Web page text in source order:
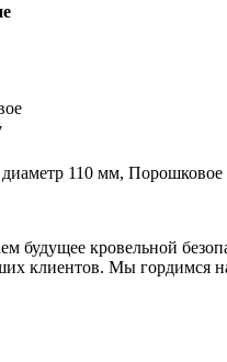
110 мм,
будущее кровельной
клиентов. Мы гордимся